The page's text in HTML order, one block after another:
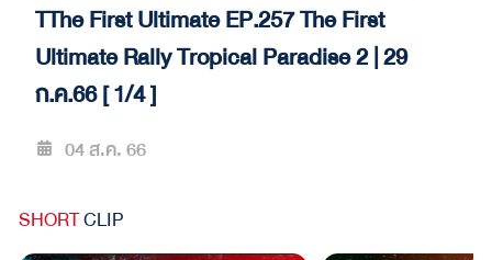
TThe First Ultimate EP.257 The First
Ultimate Rally Tropical Paradise 2 | 29
ก.ค.66 [ 1/4 ]
04 ส.ค. 66
SHORTCLIP